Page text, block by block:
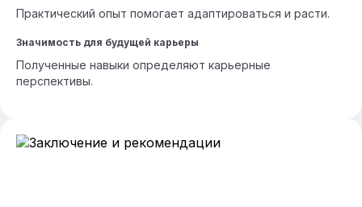
Практический опыт помогает адаптироваться и расти.
Значимость для будущей карьеры
Полученные навыки определяют карьерные
перспективы.